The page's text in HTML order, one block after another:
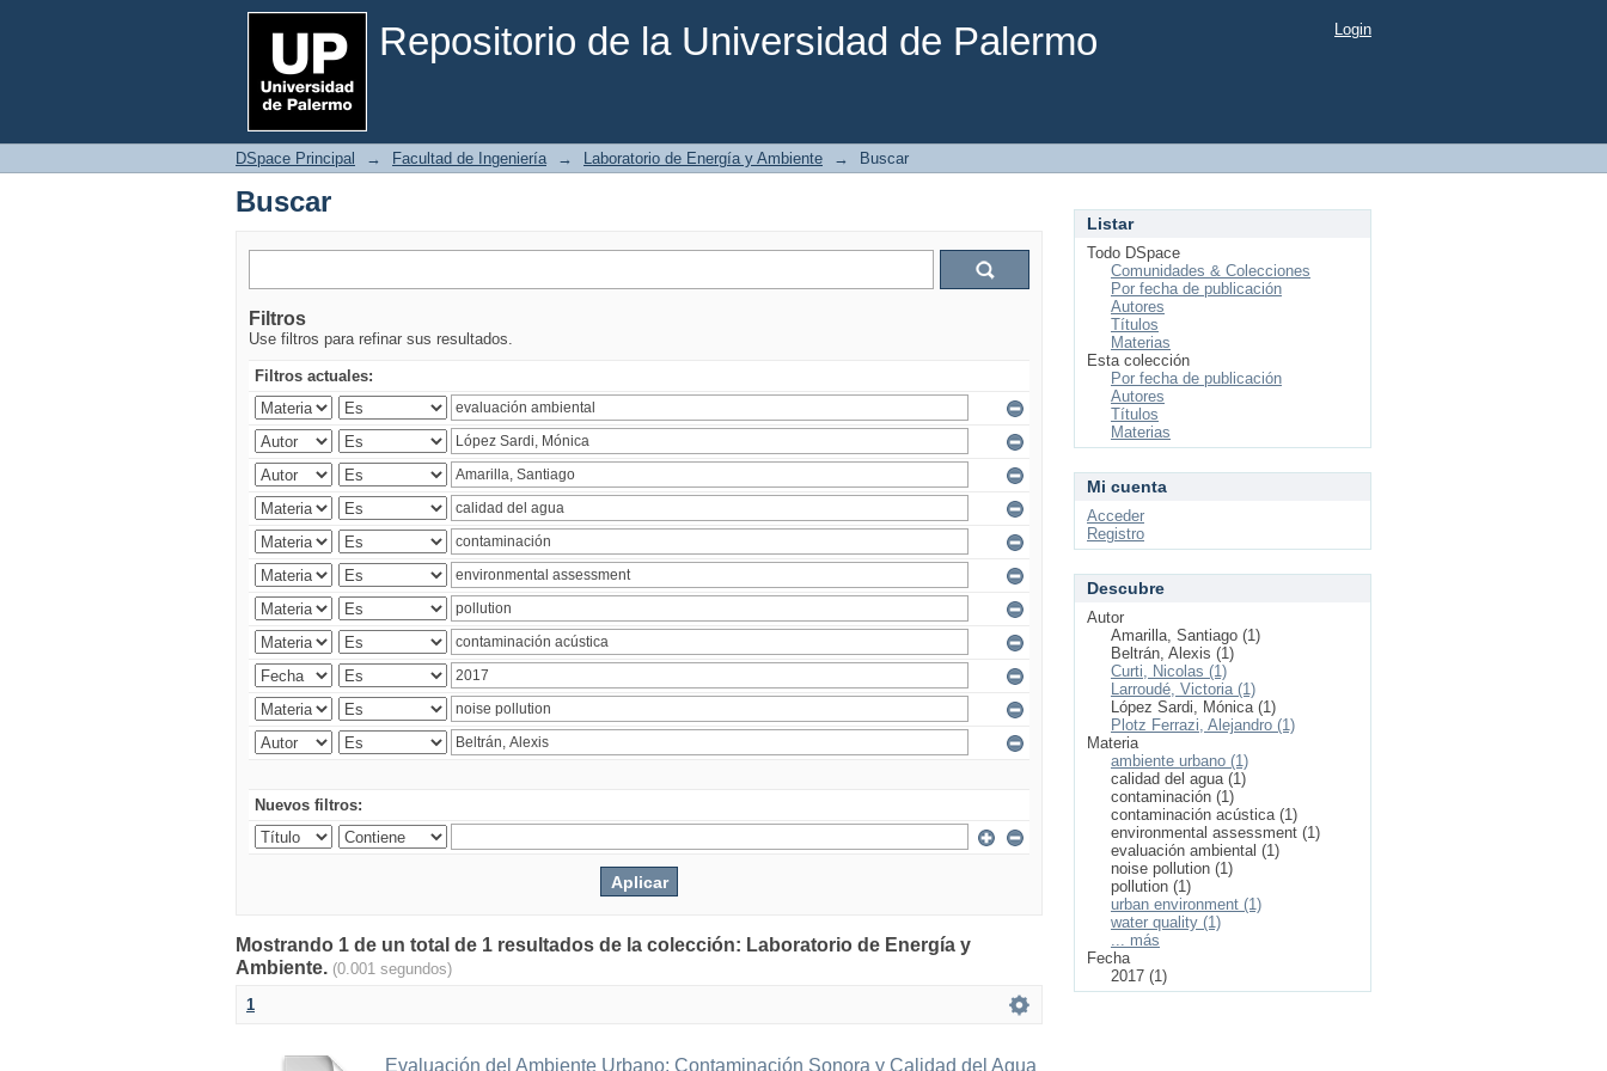
Repositorio de la Universidad de Palermo
Buscar Login
DSpace Principal → Facultad de Ingeniería → Laboratorio de Energía y Ambiente → Buscar
Buscar
Filtros
Use filtros para refinar sus resultados.
Filtros actuales:
Nuevos filtros:
Mostrando 1 de un total de 1 resultados de la colección: Laboratorio de Energía y
Ambiente. (0.001 segundos)
1
Evaluación del Ambiente Urbano: Contaminación Sonora y Calidad del Agua
Listar
Todo DSpace
Comunidades & Colecciones
Por fecha de publicación
Autores
Títulos
Materias
Esta colección
Por fecha de publicación
Autores
Títulos
Materias
Mi cuenta
Acceder
Registro
Descubre
Autor
Amarilla, Santiago (1)
Beltrán, Alexis (1)
Curti, Nicolas (1)
Larroudé, Victoria (1)
López Sardi, Mónica (1)
Plotz Ferrazi, Alejandro (1)
Materia
ambiente urbano (1)
calidad del agua (1)
contaminación (1)
contaminación acústica (1)
environmental assessment (1)
evaluación ambiental (1)
noise pollution (1)
pollution (1)
urban environment (1)
water quality (1)
... más
Fecha
2017 (1)